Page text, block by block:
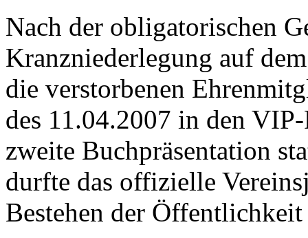
Nach der obligatorischen
Kranzniederlegung auf
die verstorbenen
des 11.04.2007 in den VIP-
zweite Buchpräsentation
durfte das offizielle
Bestehen der